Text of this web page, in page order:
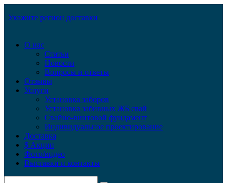
Укажите регион доставки
О нас
Статьи
Новости
Вопросы и ответы
Отзывы
Услуги
Установка заборов
Установка забивных ЖБ свай
Свайно-винтовой фундамент
Индивидуальное проектирование
Доставка
$ Акции
Фото/видео
Выставки и контакты